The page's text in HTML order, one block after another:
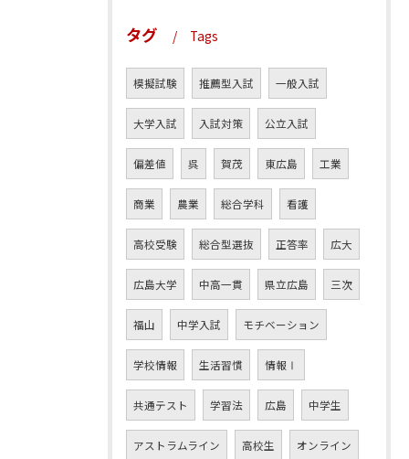
タグ Tags
模擬試験 推薦型入試 一般入試
大学入試 入試対策 公立入試
偏差値 呉 賀茂 東広島 工業
商業 農業 総合学科 看護
高校受験 総合型選抜 正答率 広大
広島大学 中高一貫 県立広島 三次
福山 中学入試 モチベーション
学校情報 生活習慣 情報Ⅰ
共通テスト 学習法 広島 中学生
アストラムライン 高校生 オンライン